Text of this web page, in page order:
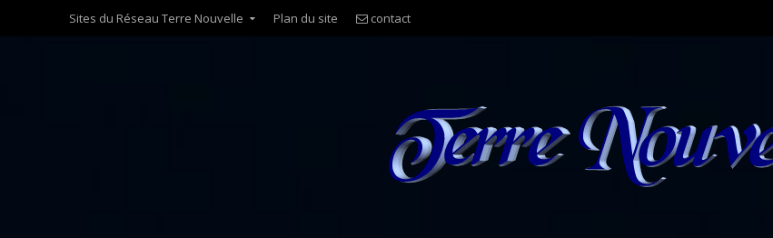
Sites du Réseau Terre Nouvelle Plan du site contact